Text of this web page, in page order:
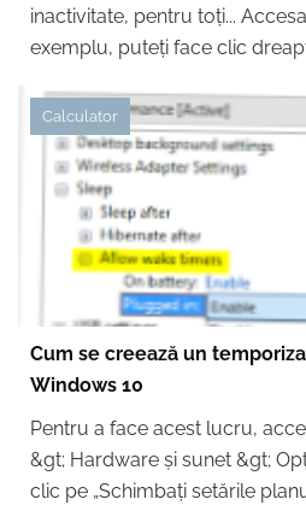
inactivitate, pentru toți...
exemplu, puteți face clic
Calculator
Cum se creează un
Windows 10
Pentru a face acest lucru,
&gt; Hardware și sunet &gt;
clic pe „Schimbați setările